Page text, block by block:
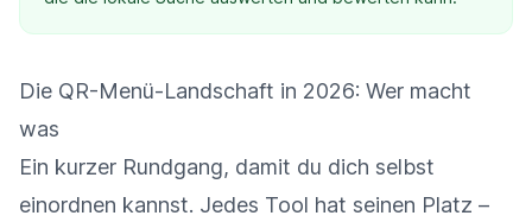
Die QR-Menü-Landschaft in 2026: Wer macht
was
Ein kurzer Rundgang, damit du dich selbst
einordnen kannst. Jedes Tool hat seinen Platz –